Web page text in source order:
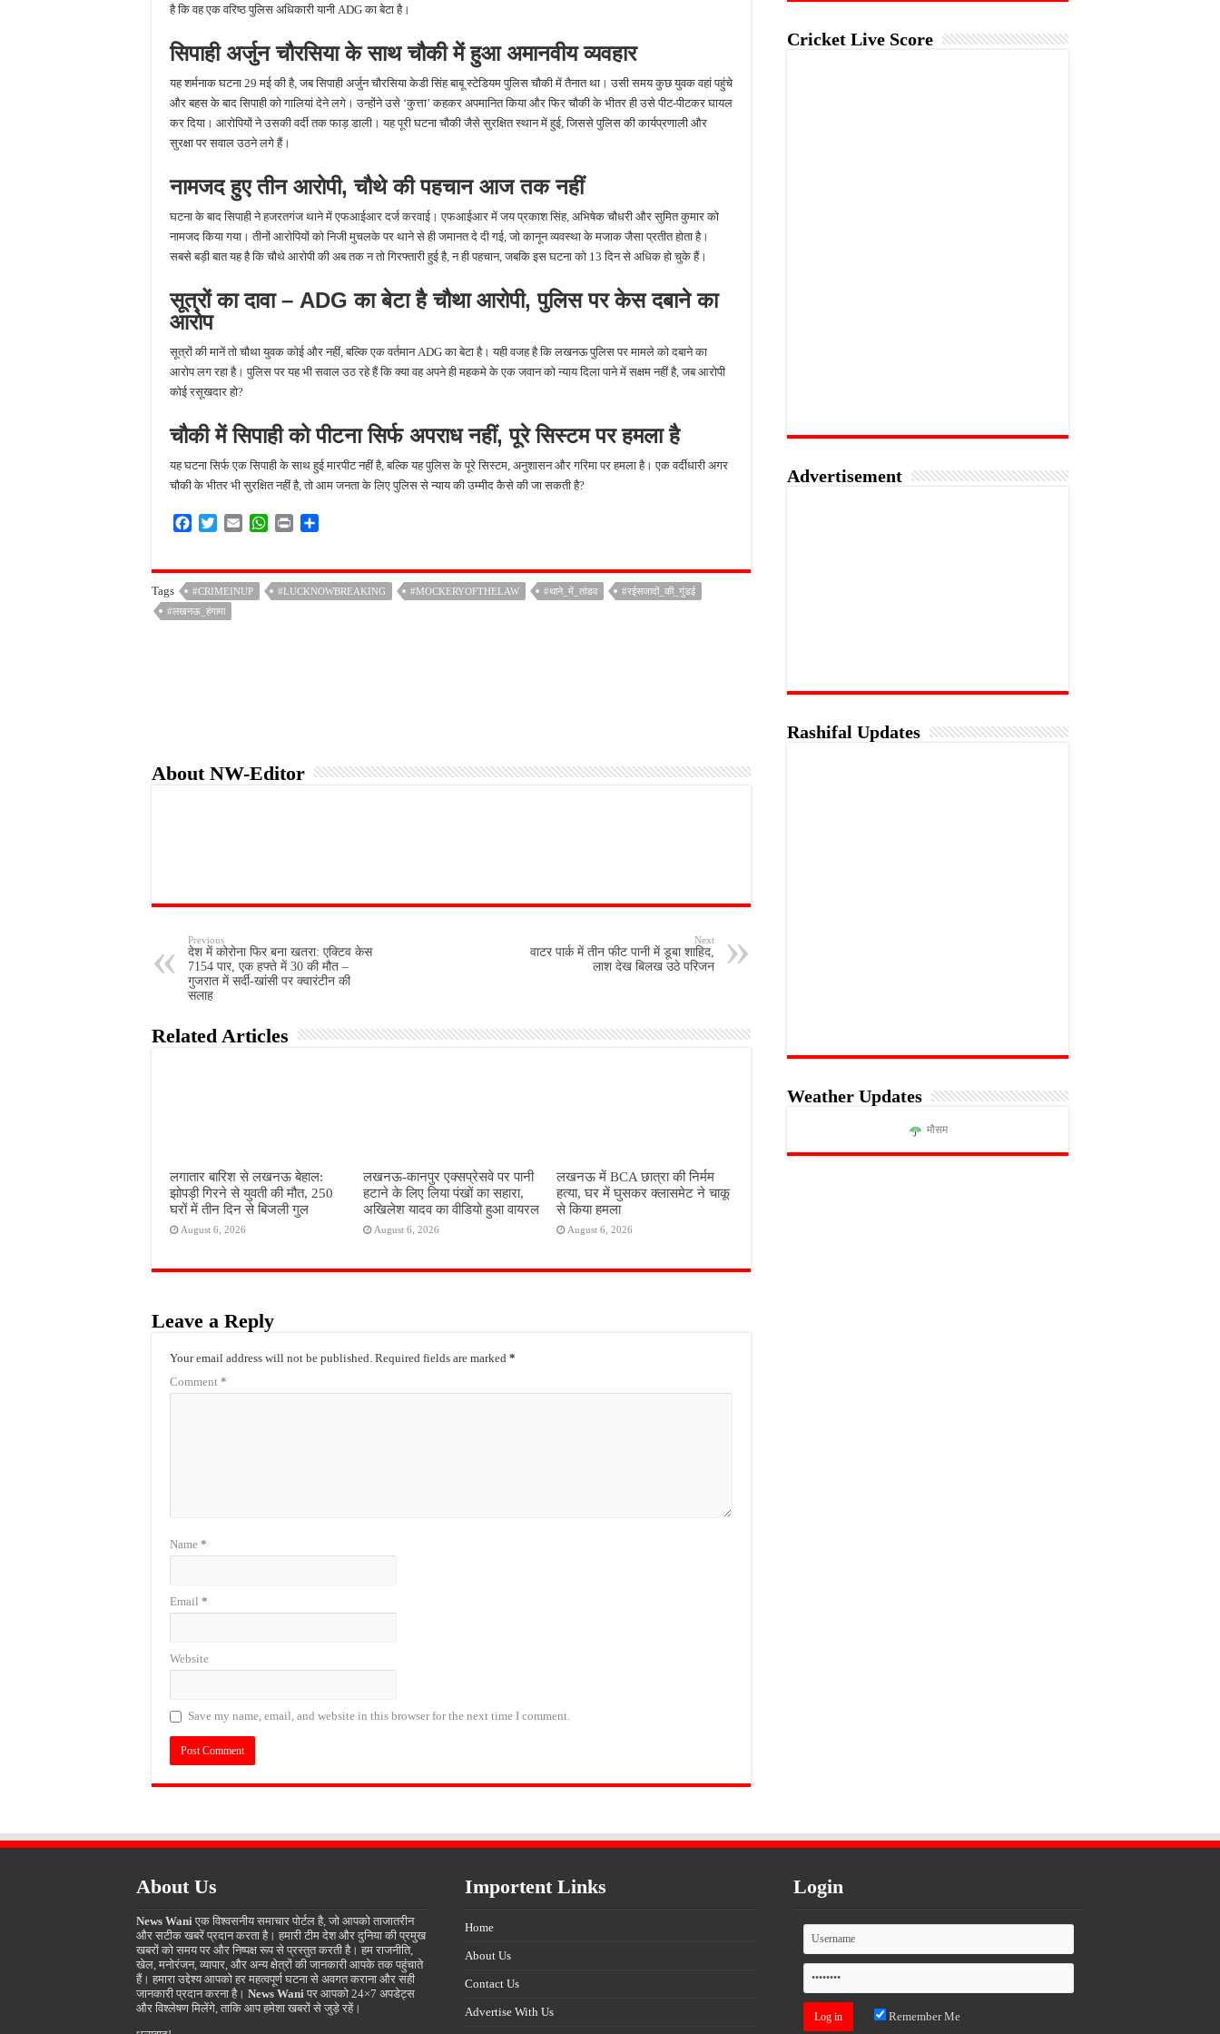
है कि वह एक वरिष्ठ पुलिस अधिकारी यानी ADG का बेटा है।
सिपाही अर्जुन चौरसिया के साथ चौकी में हुआ अमानवीय व्यवहार
यह शर्मनाक घटना 29 मई की है, जब सिपाही अर्जुन चौरसिया केडी सिंह बाबू स्टेडियम पुलिस चौकी में तैनात था। उसी समय कुछ युवक वहां पहुंचे
और बहस के बाद सिपाही को गालियां देने लगे। उन्होंने उसे ‘कुत्ता’ कहकर अपमानित किया और फिर चौकी के भीतर ही उसे पीट-पीटकर घायल
कर दिया। आरोपियों ने उसकी वर्दी तक फाड़ डाली। यह पूरी घटना चौकी जैसे सुरक्षित स्थान में हुई, जिससे पुलिस की कार्यप्रणाली और
सुरक्षा पर सवाल उठने लगे हैं।
नामजद हुए तीन आरोपी, चौथे की पहचान आज तक नहीं
घटना के बाद सिपाही ने हजरतगंज थाने में एफआईआर दर्ज करवाई। एफआईआर में जय प्रकाश सिंह, अभिषेक चौधरी और सुमित कुमार को
नामजद किया गया। तीनों आरोपियों को निजी मुचलके पर थाने से ही जमानत दे दी गई, जो कानून व्यवस्था के मजाक जैसा प्रतीत होता है।
सबसे बड़ी बात यह है कि चौथे आरोपी की अब तक न तो गिरफ्तारी हुई है, न ही पहचान, जबकि इस घटना को 13 दिन से अधिक हो चुके हैं।
सूत्रों का दावा – ADG का बेटा है चौथा आरोपी, पुलिस पर केस दबाने का
आरोप
सूत्रों की मानें तो चौथा युवक कोई और नहीं, बल्कि एक वर्तमान ADG का बेटा है। यही वजह है कि लखनऊ पुलिस पर मामले को दबाने का
आरोप लग रहा है। पुलिस पर यह भी सवाल उठ रहे हैं कि क्या वह अपने ही महकमे के एक जवान को न्याय दिला पाने में सक्षम नहीं है, जब आरोपी
कोई रसूखदार हो?
चौकी में सिपाही को पीटना सिर्फ अपराध नहीं, पूरे सिस्टम पर हमला है
यह घटना सिर्फ एक सिपाही के साथ हुई मारपीट नहीं है, बल्कि यह पुलिस के पूरे सिस्टम, अनुशासन और गरिमा पर हमला है। एक वर्दीधारी अगर
चौकी के भीतर भी सुरक्षित नहीं है, तो आम जनता के लिए पुलिस से न्याय की उम्मीद कैसे की जा सकती है?
e
b
o
t
t
e
i
l
W
t
s
n
t
r
e
Tags #CRIMEINUP #LUCKNOWBREAKING #MOCKERYOFTHELAW #थाने_में_तांडव
#रईसजादों_की_गुंडई
#लखनऊ_हंगामा
About NW-Editor
Previous
देश में कोरोना फिर बना खतरा: एक्टिव केस
7154 पार, एक हफ्ते में 30 की मौत –
गुजरात में सर्दी-खांसी पर क्वारंटीन की
सलाह
Next
वाटर पार्क में तीन फीट पानी में डूबा शाहिद,
लाश देख बिलख उठे परिजन
Related Articles
लगातार बारिश से लखनऊ बेहाल:
झोपड़ी गिरने से युवती की मौत, 250
घरों में तीन दिन से बिजली गुल
August 6, 2026
लखनऊ-कानपुर एक्सप्रेसवे पर पानी
हटाने के लिए लिया पंखों का सहारा,
अखिलेश यादव का वीडियो हुआ वायरल
August 6, 2026
लखनऊ में BCA छात्रा की निर्मम
हत्या, घर में घुसकर क्लासमेट ने चाकू
से किया हमला
August 6, 2026
Leave a Reply
Your email address will not be published. Required fields are marked *
Comment *
Name *
Email *
Website
Save my name, email, and website in this browser for the next time I comment.
Cricket Live Score
Advertisement
Rashifal Updates
Weather Updates
मौसम
About Us
News Waniएक विश्वसनीय समाचार पोर्टल है, जो आपको ताजातरीन
और सटीक खबरें प्रदान करता है। हमारी टीम देश और दुनिया की प्रमुख
खबरों को समय पर और निष्पक्ष रूप से प्रस्तुत करती है। हम राजनीति,
खेल, मनोरंजन, व्यापार, और अन्य क्षेत्रों की जानकारी आपके तक पहुंचाते
हैं। हमारा उद्देश्य आपको हर महत्वपूर्ण घटना से अवगत कराना और सही
जानकारी प्रदान करना है। News Waniपर आपको 24×7 अपडेट्स
और विश्लेषण मिलेंगे, ताकि आप हमेशा खबरों से जुड़े रहें।
Importent Links
Home
About Us
Contact Us
Advertise With Us
Login
Remember Me